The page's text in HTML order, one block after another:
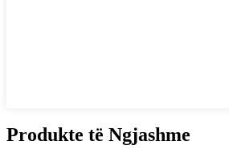
Produkte të Ngjashme